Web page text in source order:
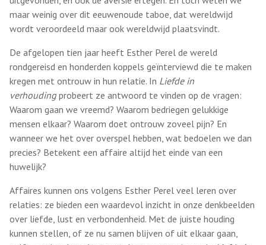
maar weinig over dit eeuwenoude taboe, dat wereldwijd
wordt veroordeeld maar ook wereldwijd plaatsvindt.
De afgelopen tien jaar heeft Esther Perel de wereld
rondgereisd en honderden koppels geïnterviewd die te maken
kregen met ontrouw in hun relatie. In Liefde in
verhouding probeert ze antwoord te vinden op de vragen:
Waarom gaan we vreemd? Waarom bedriegen gelukkige
mensen elkaar? Waarom doet ontrouw zoveel pijn? En
wanneer we het over overspel hebben, wat bedoelen we dan
precies? Betekent een affaire altijd het einde van een
huwelijk?
Affaires kunnen ons volgens Esther Perel veel leren over
relaties: ze bieden een waardevol inzicht in onze denkbeelden
over liefde, lust en verbondenheid. Met de juiste houding
kunnen stellen, of ze nu samen blijven of uit elkaar gaan,